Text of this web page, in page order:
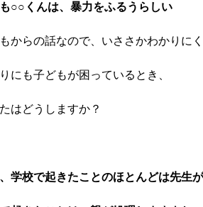
○○くんは、暴力をふるうらしい
からの話なので、いささかわかりに
にも子どもが困っているとき、
はどうしますか？
学校で起きたことのほとんどは先生が